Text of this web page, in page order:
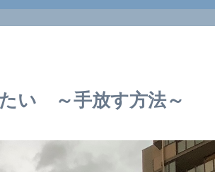
い ～手放す方法～